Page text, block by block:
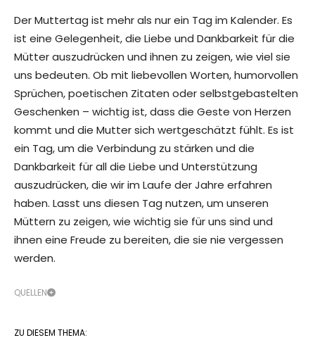
Der Muttertag ist mehr als nur ein Tag im Kalender. Es
ist eine Gelegenheit, die Liebe und Dankbarkeit für die
Mütter auszudrücken und ihnen zu zeigen, wie viel sie
uns bedeuten. Ob mit liebevollen Worten, humorvollen
Sprüchen, poetischen Zitaten oder selbstgebastelten
Geschenken – wichtig ist, dass die Geste von Herzen
kommt und die Mutter sich wertgeschätzt fühlt. Es ist
ein Tag, um die Verbindung zu stärken und die
Dankbarkeit für all die Liebe und Unterstützung
auszudrücken, die wir im Laufe der Jahre erfahren
haben. Lasst uns diesen Tag nutzen, um unseren
Müttern zu zeigen, wie wichtig sie für uns sind und
ihnen eine Freude zu bereiten, die sie nie vergessen
werden.
QUELLEN
ZU DIESEM THEMA: